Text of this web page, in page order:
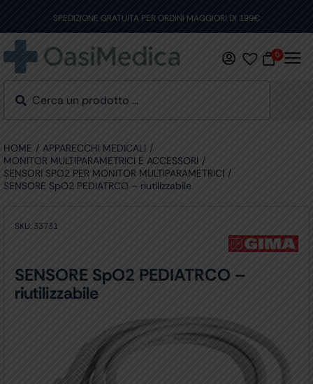
content
SPEDIZIONE GRATUITA PER ORDINI MAGGIORI DI 199€
0
HOME
APPARECCHI MEDICALI
MONITOR MULTIPARAMETRICI E ACCESSORI
SENSORI SPO2 PER MONITOR MULTIPARAMETRICI
SENSORE SpO2 PEDIATRCO – riutilizzabile
SKU: 33731
SENSORE SpO2 PEDIATRCO –
riutilizzabile